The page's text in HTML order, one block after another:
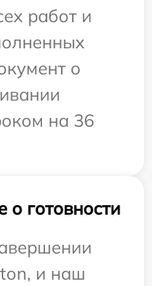
работ и
о
на 36
готовности
и наш